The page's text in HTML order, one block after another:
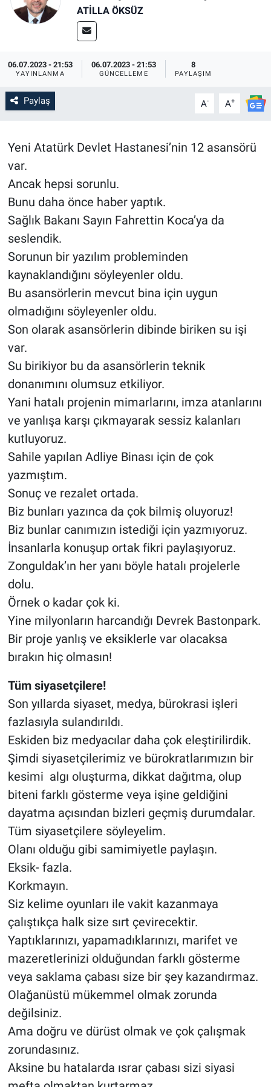
ATILLA ÖKSÜZ
06.07.2023 - 21:53
YAYINLANMA
06.07.2023 - 21:53
GÜNCELLEME
8
PAYLAŞIM
Paylaş A- A+
Yeni Atatürk Devlet Hastanesi’nin 12 asansörü
var.
Ancak hepsi sorunlu.
Bunu daha önce haber yaptık.
Sağlık Bakanı Sayın Fahrettin Koca’ya da
seslendik.
Sorunun bir yazılım probleminden
kaynaklandığını söyleyenler oldu.
Bu asansörlerin mevcut bina için uygun
olmadığını söyleyenler oldu.
Son olarak asansörlerin dibinde biriken su işi
var.
Su birikiyor bu da asansörlerin teknik
donanımını olumsuz etkiliyor.
Yani hatalı projenin mimarlarını, imza atanlarını
ve yanlışa karşı çıkmayarak sessiz kalanları
kutluyoruz.
Sahile yapılan Adliye Binası için de çok
yazmıştım.
Sonuç ve rezalet ortada.
Biz bunları yazınca da çok bilmiş oluyoruz!
Biz bunlar canımızın istediği için yazmıyoruz.
İnsanlarla konuşup ortak fikri paylaşıyoruz.
Zonguldak’ın her yanı böyle hatalı projelerle
dolu.
Örnek o kadar çok ki.
Yine milyonların harcandığı Devrek Bastonpark.
Bir proje yanlış ve eksiklerle var olacaksa
bırakın hiç olmasın!
Tüm siyasetçilere!
Son yıllarda siyaset, medya, bürokrasi işleri
fazlasıyla sulandırıldı.
Eskiden biz medyacılar daha çok eleştirilirdik.
Şimdi siyasetçilerimiz ve bürokratlarımızın bir
kesimi algı oluşturma, dikkat dağıtma, olup
biteni farklı gösterme veya işine geldiğini
dayatma açısından bizleri geçmiş durumdalar.
Tüm siyasetçilere söyleyelim.
Olanı olduğu gibi samimiyetle paylaşın.
Eksik- fazla.
Korkmayın.
Siz kelime oyunları ile vakit kazanmaya
çalıştıkça halk size sırt çevirecektir.
Yaptıklarınızı, yapamadıklarınızı, marifet ve
mazeretlerinizi olduğundan farklı gösterme
veya saklama çabası size bir şey kazandırmaz.
Olağanüstü mükemmel olmak zorunda
değilsiniz.
Ama doğru ve dürüst olmak ve çok çalışmak
zorundasınız.
Aksine bu hatalarda ısrar çabası sizi siyasi
SİYASET